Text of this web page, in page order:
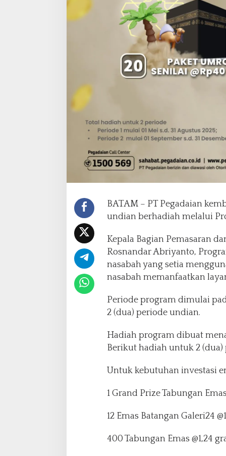
i
E
s
P
e
g
i
a
n
5
BATAM – PT Pegadaian
undian berhadiah melalui
Kepala Bagian Pemasaran
Rosnandar Abriyanto,
nasabah yang setia
nasabah memanfaatkan
Periode program dimulai
2 (dua) periode undian.
Hadiah program dibuat
Berikut hadiah untuk 2 (dua)
Untuk kebutuhan investasi
1 Grand Prize Tabungan
12 Emas Batangan Galeri24
400 Tabungan Emas @1,24